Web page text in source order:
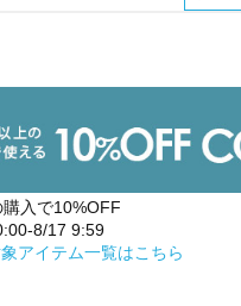
入で10%OFF
8/17 9:59
アイテム一覧はこちら